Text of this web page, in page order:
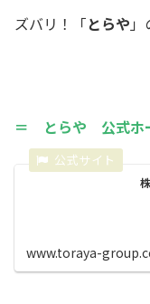
ズバリ！「とらや
＝ とらや 公式ホ
www.toraya-